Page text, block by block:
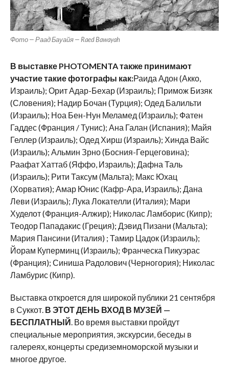
Фото — Раад Бауайя — Raed Bawayah
В выставке PHOTOMENTAтакже принимают
участие такие фотографы как:Раида Адон (Акко,
Израиль); Орит Адар-Бехар (Израиль); Примож Бизяк
(Словения); Надир Бочан (Турция); Одед Балильти
(Израиль); Ноа Бен-Нун Меламед (Израиль); Фатен
Гаддес (Франция / Тунис); Ана Галан (Испания); Майя
Геллер (Израиль); Одед Хирш (Израиль); Хинда Вайс
(Израиль); Альмин Зрно (Босния-Герцеговина);
Раафат Хаттаб (Яффо, Израиль); Дафна Таль
(Израиль); Рити Таксум (Мальта); Макс Юхац
(Хорватия); Амар Юнис (Кафр-Ара, Израиль); Дана
Леви (Израиль); Лука Локателли (Италия); Мари
Худелот (Франция-Алжир); Николас Ламборис (Кипр);
Теодор Пападакис (Греция); Дэвид Пизани (Мальта);
Мария Пансини (Италия) ; Тамир Цадок (Израиль);
Йорам Куперминц (Израиль); Франческа Пикуэрас
(Франция); Синиша Радолович (Черногория); Николас
Ламбурис (Кипр).
Выставка откроется для широкой публики 21 сентября
в Суккот. В ЭТОТ ДЕНЬ ВХОД В МУЗЕЙ —
БЕСПЛАТНЫЙ. Во время выставки пройдут
специальные мероприятия, экскурсии, беседы в
галереях, концерты средиземноморской музыки и
многое другое.